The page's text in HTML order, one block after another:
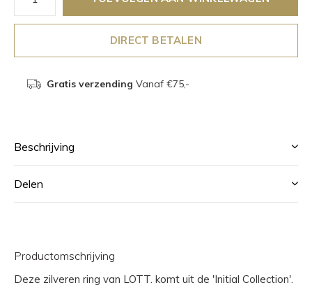
DIRECT BETALEN
Gratis verzending Vanaf €75,-
Beschrijving
Delen
Productomschrijving
Deze zilveren ring van LOTT. komt uit de 'Initial Collection'.